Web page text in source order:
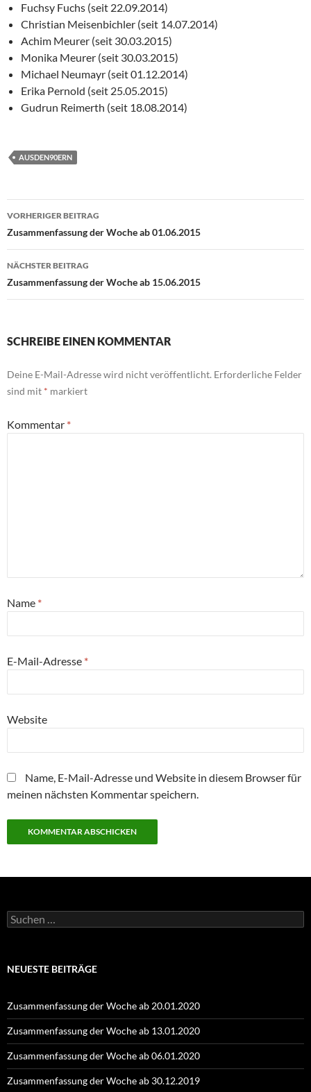
Fuchsy Fuchs (seit 22.09.2014)
Christian Meisenbichler (seit 14.07.2014)
Achim Meurer (seit 30.03.2015)
Monika Meurer (seit 30.03.2015)
Michael Neumayr (seit 01.12.2014)
Erika Pernold (seit 25.05.2015)
Gudrun Reimerth (seit 18.08.2014)
AUSDEN90ERN
Beitragsnavigation
VORHERIGER BEITRAG
Zusammenfassung der Woche ab 01.06.2015
NÄCHSTER BEITRAG
Zusammenfassung der Woche ab 15.06.2015
SCHREIBE EINEN KOMMENTAR
Deine E-Mail-Adresse wird nicht veröffentlicht. Erforderliche Felder
sind mit * markiert
Kommentar *
Name *
E-Mail-Adresse *
Website
Name, E-Mail-Adresse und Website in diesem Browser für
meinen nächsten Kommentar speichern.
Suchen
nach:
NEUESTE BEITRÄGE
Zusammenfassung der Woche ab 20.01.2020
Zusammenfassung der Woche ab 13.01.2020
Zusammenfassung der Woche ab 06.01.2020
Zusammenfassung der Woche ab 30.12.2019